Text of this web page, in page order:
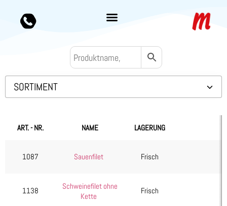
SORTIMENT
Convenience
Fleisch
Lamm, Schaf & Ziege
ART. - NR. NAME LAGERUNG
1087 Sauenfilet Frisch
1138
Schweinefilet ohne
Kette
Frisch